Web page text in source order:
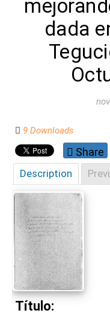
dada
9 Downloads
Share
Description
Título: